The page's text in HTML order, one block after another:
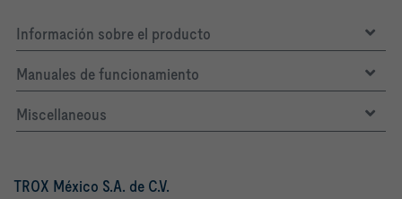
Información sobre el producto
Manuales de funcionamiento
Miscellaneous
TROX México S.A. de C.V.